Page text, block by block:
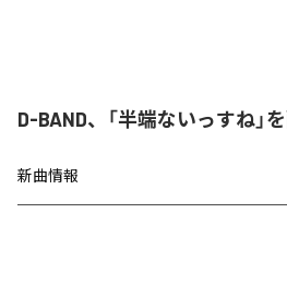
D-BAND、「半端ないっすね」
新曲情報